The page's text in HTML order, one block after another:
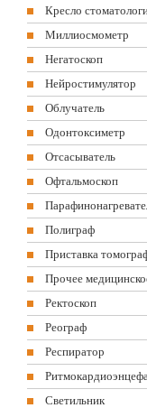
Кресло
Миллиосмометр
Негатоскоп
Нейростимулятор
Облучатель
Одонтоксиметр
Отсасыватель
Офтальмоскоп
Полиграф
Приставка
Прочее
Ректоскоп
Реограф
Респиратор
Светильник